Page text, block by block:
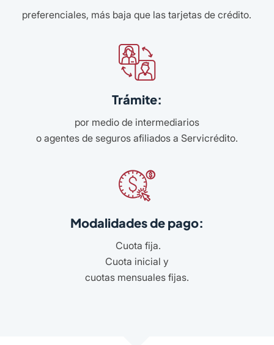
preferenciales, más baja que las tarjetas de crédito.
Trámite:
por medio de intermediarios
o agentes de seguros afiliados a Servicrédito.
Modalidades de pago:
Cuota fija.
Cuota inicial y
cuotas mensuales fijas.